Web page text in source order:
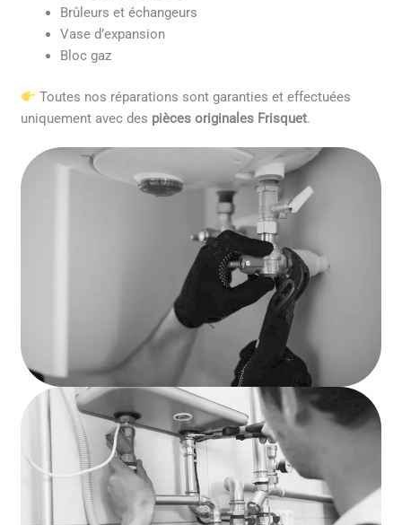
Brûleurs et échangeurs
Vase d’expansion
Bloc gaz
Toutes nos réparations sont garanties et effectuées
uniquement avec des pièces originales Frisquet.